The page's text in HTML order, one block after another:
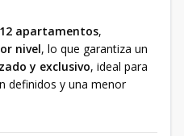
apartamentos,
nivel, lo que garantiza un
y exclusivo, ideal para
definidos y una menor